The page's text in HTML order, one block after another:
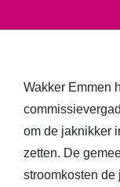
Wakker Emmen
om de jaknikker
zetten. De
stroomkosten de